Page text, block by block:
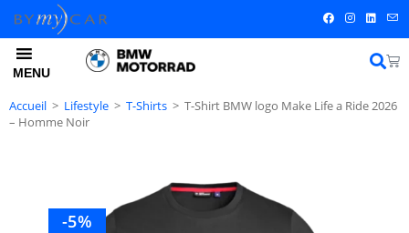
MENU
Accueil > Lifestyle > T-Shirts > T-Shirt BMW logo Make Life a Ride 2026
– Homme Noir
-5%